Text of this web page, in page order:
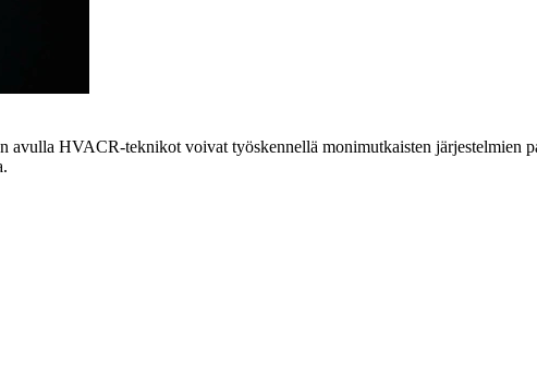
HVACR-teknikot voivat työskennellä monimutkaisten järjestelmien